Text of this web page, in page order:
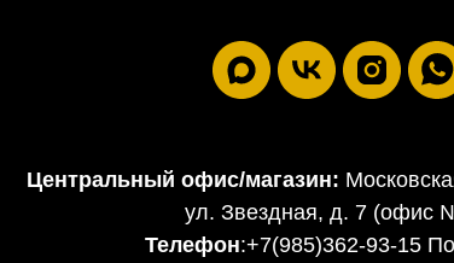
Центральный офис/магазин:
ул. Звездная, д. 7 (офис
Телефон:+7(985)362-93-15